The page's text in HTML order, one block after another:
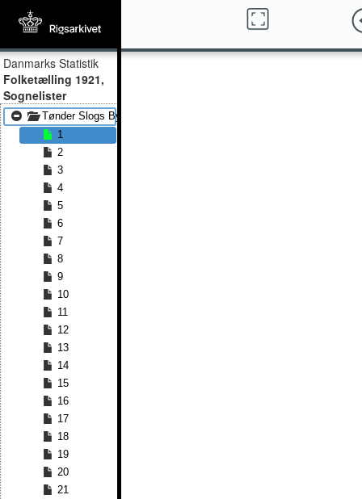
Danmarks Statistik
Folketælling 1921,
Sognelister
Tønder Slogs Bylderup
1
2
3
4
5
6
7
8
9
10
11
12
13
14
15
16
17
18
19
20
21